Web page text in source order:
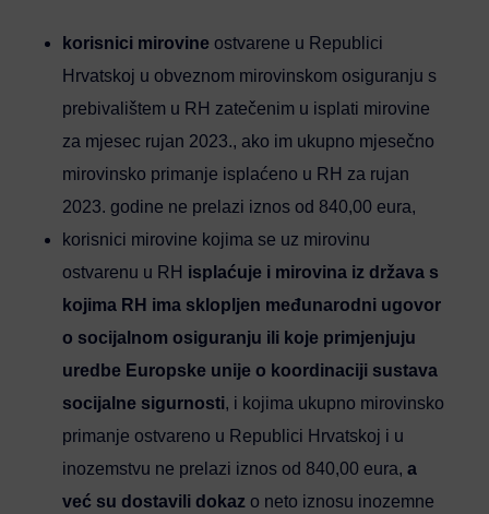
korisnici mirovine ostvarene u Republici
Hrvatskoj u obveznom mirovinskom osiguranju s
prebivalištem u RH zatečenim u isplati mirovine
za mjesec rujan 2023., ako im ukupno mjesečno
mirovinsko primanje isplaćeno u RH za rujan
2023. godine ne prelazi iznos od 840,00 eura,
korisnici mirovine kojima se uz mirovinu
ostvarenu u RH isplaćuje i mirovina iz država s
kojima RH ima sklopljen međunarodni ugovor
o socijalnom osiguranju ili koje primjenjuju
uredbe Europske unije o koordinaciji sustava
socijalne sigurnosti, i kojima ukupno mirovinsko
primanje ostvareno u Republici Hrvatskoj i u
inozemstvu ne prelazi iznos od 840,00 eura, a
već su dostavili dokaz o neto iznosu inozemne